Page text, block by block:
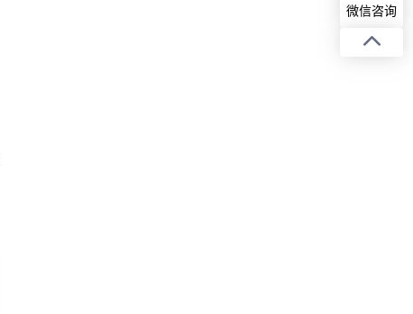
微信咨询